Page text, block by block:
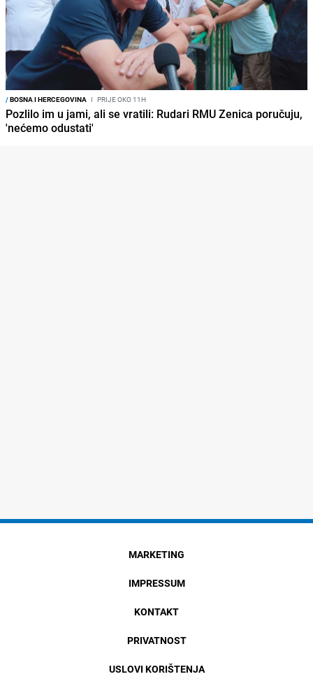
/BOSNA I HERCEGOVINA I PRIJE OKO 11H
Pozlilo im u jami, ali se vratili: Rudari RMU Zenica poručuju,
'nećemo odustati'
MARKETING
IMPRESSUM
KONTAKT
PRIVATNOST
USLOVI KORIŠTENJA